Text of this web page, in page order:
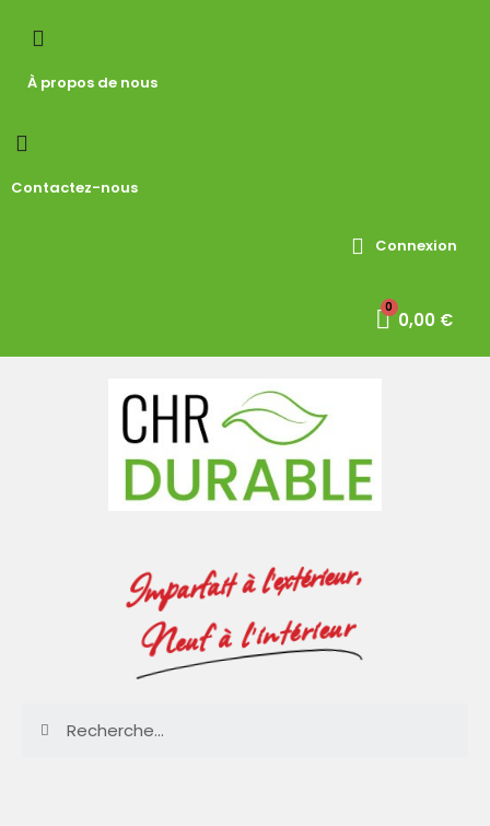
À propos de nous
Contactez-nous
Connexion
0,00 €
Imparfait à l'extérieur,
Neuf à l'intérieur